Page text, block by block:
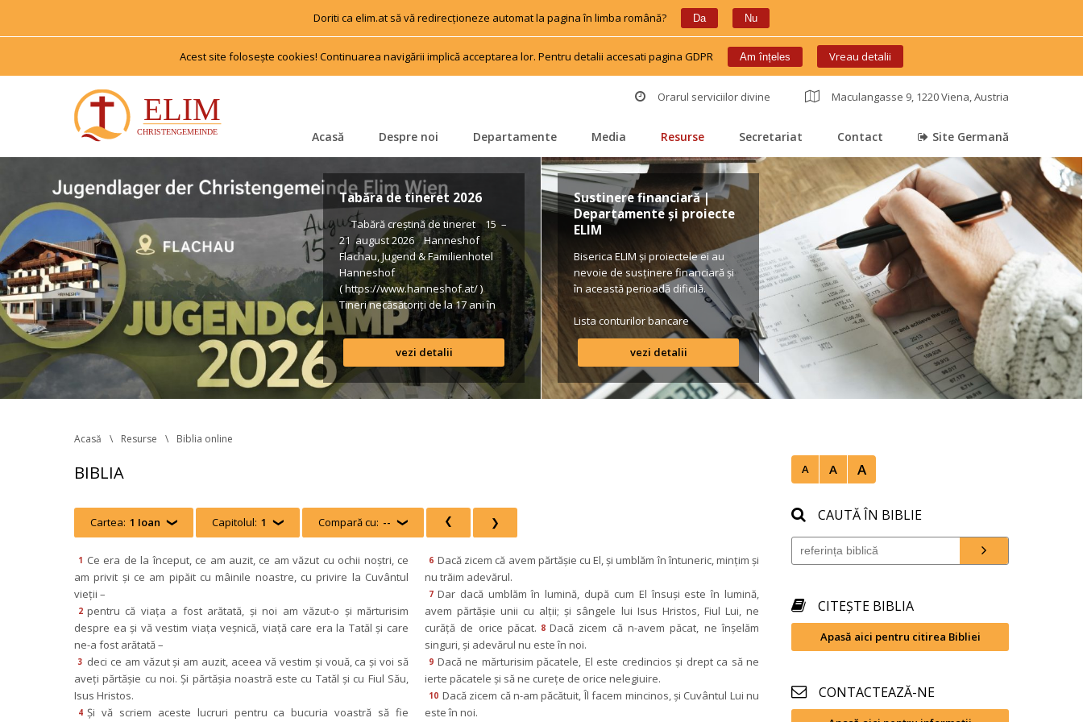
Doriti ca elim.at să vă redirecționeze automat la pagina în limba română? Da Nu
Acest site foloseşte cookies! Continuarea navigării implică acceptarea lor. Pentru detalii accesati pagina GDPR Am înțele Vreau detalii
Orarul serviciilor divine Maculangasse 9, 1220 Viena, Austria
Acasă Despre noi Departamente Media Resurse Secretariat Contact Site Germană
Tabăra de tineret 2026
Tabără creștină de tineret 15 –
21 august 2026 Hanneshof
Flachau, Jugend & Familienhotel
Hanneshof
( https://www.hanneshof.at/ )
Tineri necăsătoriți de la 17 ani în
us € 420/ p.P. (inclusiv
Vollpension, activități, transport*)
Formular de înscriere
Regulamentul taberei *Având
în vedere că o parte din
transportul […]
vezi detalii
Sustinere financiară |
Departamente și proiecte
ELIM
Biserica ELIM și proiectele ei au
nevoie de susținere financiară și
în această perioadă dificilă.
Lista conturilor bancare
vezi detalii
Acasă Resurse Biblia online
BIBLIA A A A
Cartea: 1 Ioan Capitolul: 1 Compară cu: --
1 Ce era de la început, ce am auzit, ce am văzut cu ochii noştri, ce
am privit şi ce am pipăit cu mâinile noastre, cu privire la Cuvântul
vieţii –
2 pentru că viaţa a fost arătată, şi noi am văzut-o şi mărturisim
despre ea şi vă vestim viaţa veşnică, viaţă care era la Tatăl şi care
ne-a fost arătată –
3 deci ce am văzut şi am auzit, aceea vă vestim şi vouă, ca şi voi să
aveţi părtăşie cu noi. Şi părtăşia noastră este cu Tatăl şi cu Fiul Său,
Isus Hristos.
4 Şi vă scriem aceste lucruri pentru ca bucuria voastră să fie
6 Dacă zicem că avem părtăşie cu El, şi umblăm în întuneric, minţim şi
nu trăim adevărul.
7 Dar dacă umblăm în lumină, după cum El însuşi este în lumină,
avem părtăşie unii cu alţii; şi sângele lui Isus Hristos, Fiul Lui, ne
curăţă de orice păcat. 8 Dacă zicem că n-avem păcat, ne înşelăm
inguri, şi adevărul nu este în noi.
9 Dacă ne mărturisim păcatele, El este credincios şi drept ca să ne
ierte păcatele şi să ne cureţe de orice nelegiuire.
10 Dacă zicem că n-am păcătuit, Îl facem mincinos, şi Cuvântul Lui nu
este în noi.
CAUTĂ ÎN BIBLIE
CITEȘTE BIBLIA
Apasă aici pentru citirea Bibliei
CONTACTEAZĂ-NE